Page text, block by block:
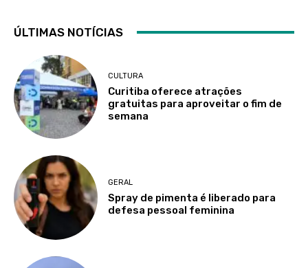
ÚLTIMAS NOTÍCIAS
CULTURA
Curitiba oferece atrações
gratuitas para aproveitar o fim de
semana
GERAL
Spray de pimenta é liberado para
defesa pessoal feminina